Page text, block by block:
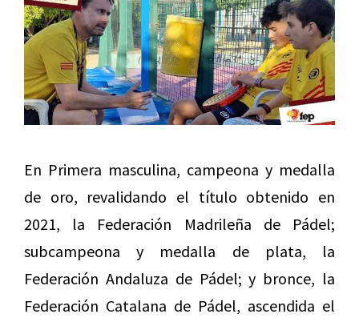
En Primera masculina, campeona y medalla
de oro, revalidando el título obtenido en
2021, la Federación Madrileña de Pádel;
subcampeona y medalla de plata, la
Federación Andaluza de Pádel; y bronce, la
Federación Catalana de Pádel, ascendida el